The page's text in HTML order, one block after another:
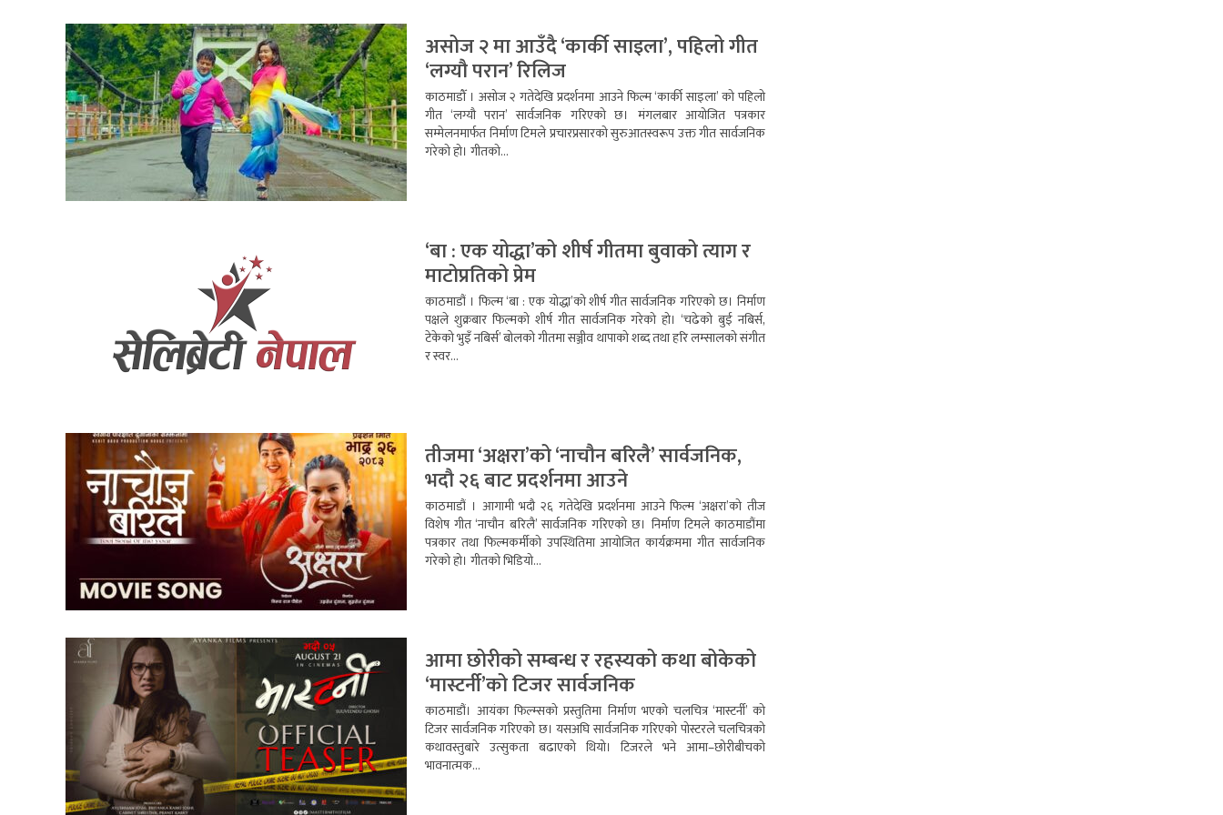
असोज २ मा आउँदै ‘कार्की साइला’, पहिलो गीत
‘लग्यौ परान’ रिलिज
काठमाडौँ । असोज २ गतेदेखि प्रदर्शनमा आउने फिल्म ‘कार्की साइला’ को पहिलो
गीत ‘लग्यौ परान’ सार्वजनिक गरिएको छ। मंगलबार आयोजित पत्रकार
सम्मेलनमार्फत निर्माण टिमले प्रचारप्रसारको सुरुआतस्वरूप उक्त गीत सार्वजनिक
गरेको हो। गीतको...
‘बा : एक योद्धा’को शीर्ष गीतमा बुवाको त्याग र
माटोप्रतिको प्रेम
काठमाडौं । फिल्म ‘बा : एक योद्धा’को शीर्ष गीत सार्वजनिक गरिएको छ। निर्माण
पक्षले शुक्रबार फिल्मको शीर्ष गीत सार्वजनिक गरेको हो। ‘चढेको बुई नबिर्स,
टेकेको भुइँ नबिर्स’ बोलको गीतमा सञ्जीव थापाको शब्द तथा हरि लम्सालको संगीत
र स्वर...
तीजमा ‘अक्षरा’को ‘नाचौन बरिलै’ सार्वजनिक,
भदौ २६ बाट प्रदर्शनमा आउने
काठमाडौं । आगामी भदौ २६ गतेदेखि प्रदर्शनमा आउने फिल्म ‘अक्षरा’को तीज
विशेष गीत ‘नाचौन बरिलै’ सार्वजनिक गरिएको छ। निर्माण टिमले काठमाडौंमा
पत्रकार तथा फिल्मकर्मीको उपस्थितिमा आयोजित कार्यक्रममा गीत सार्वजनिक
गरेको हो। गीतको भिडियो...
आमा छोरीको सम्बन्ध र रहस्यको कथा बोकेको
‘मास्टर्नी’को टिजर सार्वजनिक
काठमाडौं। आयंका फिल्म्सको प्रस्तुतिमा निर्माण भएको चलचित्र ‘मास्टर्नी’ को
टिजर सार्वजनिक गरिएको छ। यसअघि सार्वजनिक गरिएको पोस्टरले चलचित्रको
कथावस्तुबारे उत्सुकता बढाएको थियो। टिजरले भने आमा–छोरीबीचको
भावनात्मक...